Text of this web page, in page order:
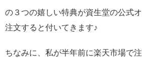
の３つの嬉しい特典が資生堂の公式
注文すると付いてきます♪
ちなみに、私が半年前に楽天市場で